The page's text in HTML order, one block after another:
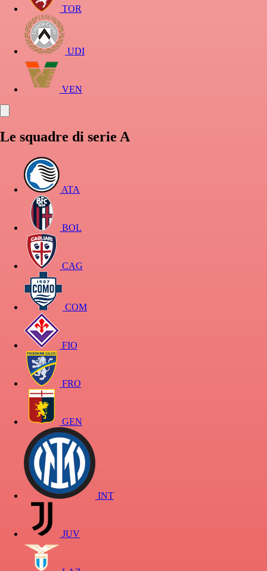
TOR
UDI
VEN
Le squadre di serie A
ATA
BOL
CAG
COM
FIO
FRO
GEN
INT
JUV